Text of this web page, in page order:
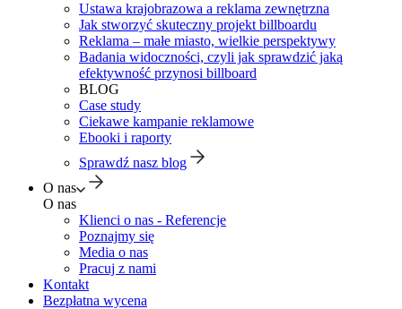
Ustawa krajobrazowa a reklama zewnętrzna
Jak stworzyć skuteczny projekt billboardu
Reklama – małe miasto, wielkie perspektywy
Badania widoczności, czyli jak sprawdzić jaką
efektywność przynosi billboard
BLOG
Case study
Ciekawe kampanie reklamowe
Ebooki i raporty
Sprawdź nasz blog
O nas
O nas
Klienci o nas - Referencje
Poznajmy się
Media o nas
Pracuj z nami
Kontakt
Bezpłatna wycena